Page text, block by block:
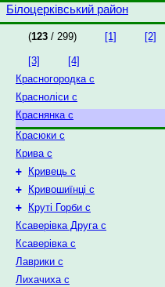
Білоцерківський район
(123 / 299) [1] [2]
[3]
[4]
Красногородка с
Красноліси с
Краснянка с
Красюки с
Крива с
+
Кривець с
+
Кривошиїнці с
+
Круті Горби с
Ксаверівка Друга с
Ксаверівка с
Лаврики с
Лихачиха с